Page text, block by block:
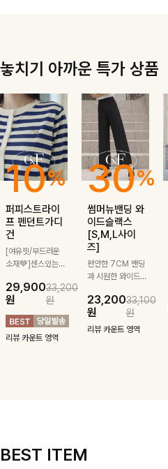
놓치기 아까운 특가 상품
10%
퍼피스트라이
프 펜던트가디
건
[여유핏/부드러운
소재💙]센스있는
귀여운 퍼피 펜던
트로 포인트를 선
사하는 니트 가디
건을 소개할게요 :)
29,900
원
33,200
원
리뷰 카운트 영역
30%
썸머뉴밴딩 와
이드슬랙스
[S,M,L사이
즈]
편안한 7CM 밴딩
과 시원한 와이드
로 여름 잡아보자 !
23,200
원
33,100
원
리뷰 카운트 영역
BEST ITEM